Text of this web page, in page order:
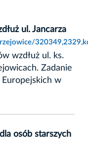
ul. Jancarza
wzdłuż ul. ks.
Zadanie
Europejskich w
osób starszych